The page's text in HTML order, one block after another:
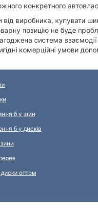
конкретного
від виробника, купувати
позицію не буде
система
комерційні умови
б у шин
б у дисків
оптом